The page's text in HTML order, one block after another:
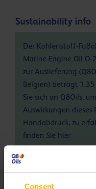
Consent
Sustainability info
Der Kohlenstoff-
Marine Engine Oil
zur Auslieferung
Belgien) beträgt 1.35
Sie sich an Q8Oils,
Auswirkungen
Handabdruck, zu
finden Sie hier
Spezifikationen